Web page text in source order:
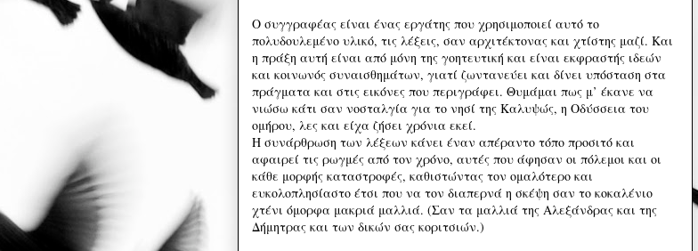
Ο συγγραφέας είναι ένας εργάτης που χρησιμοποιεί αυτό το
πολυδουλεμένο υλικό, τις λέξεις, σαν αρχιτέκτονας και χτίστης μαζί. Και
η πράξη αυτή είναι από μόνη της γοητευτική και είναι εκφραστής ιδεών
και κοινωνός συναισθημάτων, γιατί ζωντανεύει και δίνει υπόσταση στα
πράγματα και στις εικόνες που περιγράφει. Θυμάμαι πως μ’ έκανε να
νιώσω κάτι σαν νοσταλγία για το νησί της Καλυψώς, η Οδύσσεια του
ομήρου, λες και είχα ζήσει χρόνια εκεί.
Η συνάρθρωση των λέξεων κάνει έναν απέραντο τόπο προσιτό και
αφαιρεί τις ρωγμές από τον χρόνο, αυτές που άφησαν οι πόλεμοι και οι
κάθε μορφής καταστροφές, καθιστώντας τον ομαλότερο και
ευκολοπλησίαστο έτσι που να τον διαπερνά η σκέψη σαν το κοκαλένιο
χτένι όμορφα μακριά μαλλιά. (Σαν τα μαλλιά της Αλεξάνδρας και της
Δήμητρας και των δικών σας κοριτσιών.)